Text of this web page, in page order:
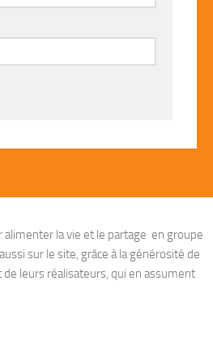
la vie et le partage en groupe
sur le site, grâce à la générosité de
leurs réalisateurs, qui en assument